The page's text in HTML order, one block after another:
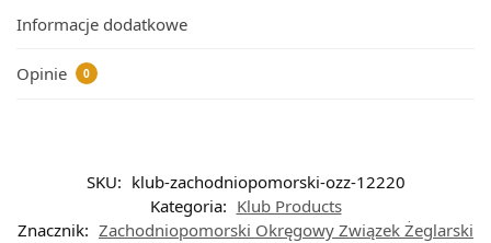
Informacje dodatkowe
Opinie 0
SKU: klub-zachodniopomorski-ozz-12220
Kategoria: Klub Products
Znacznik: Zachodniopomorski Okręgowy Związek Żeglarski